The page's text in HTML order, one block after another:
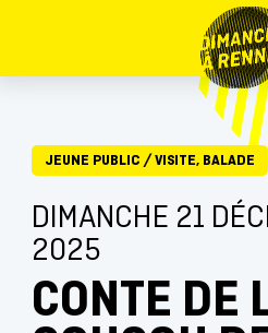
JEUNE PUBLIC /VISITE, BALADE
DIMANCHE 21
2025
CONTE DE